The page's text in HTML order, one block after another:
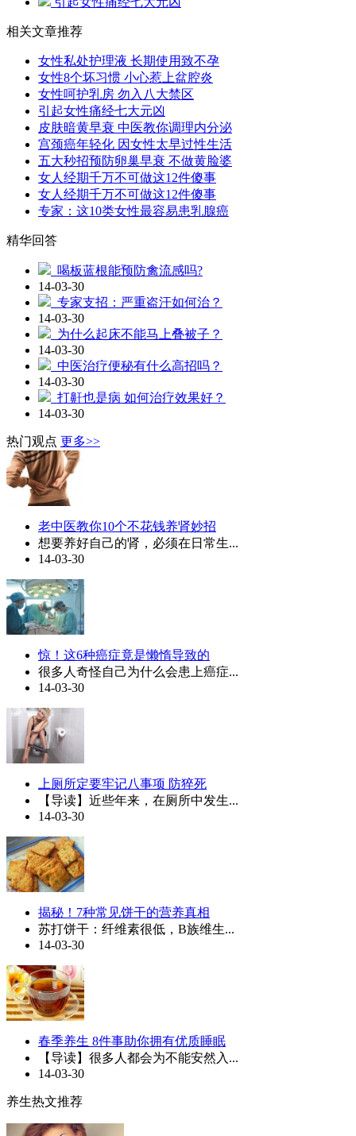
相关文章推荐
女性私处护理液 长期使用致不孕
女性8个坏习惯 小心惹上盆腔炎
女性呵护乳房 勿入八大禁区
引起女性痛经七大元凶
皮肤暗黄早衰 中医教你调理内分泌
宫颈癌年轻化 因女性太早过性生活
五大秒招预防卵巢早衰 不做黄脸婆
女人经期千万不可做这12件傻事
女人经期千万不可做这12件傻事
专家：这10类女性最容易患乳腺癌
精华回答
喝板蓝根能预防禽流感吗?
14-03-30
专家支招：严重盗汗如何治？
14-03-30
为什么起床不能马上叠被子？
14-03-30
中医治疗便秘有什么高招吗？
14-03-30
打鼾也是病 如何治疗效果好？
14-03-30
热门观点 更多>>
老中医教你10个不花钱养肾妙招
想要养好自己的肾，必须在日常生...
14-03-30
惊！这6种癌症竟是懒惰导致的
很多人奇怪自己为什么会患上癌症...
14-03-30
上厕所定要牢记八事项 防猝死
【导读】近些年来，在厕所中发生...
14-03-30
揭秘！7种常见饼干的营养真相
苏打饼干：纤维素很低，B族维生...
14-03-30
春季养生 8件事助你拥有优质睡眠
【导读】很多人都会为不能安然入...
14-03-30
养生热文推荐